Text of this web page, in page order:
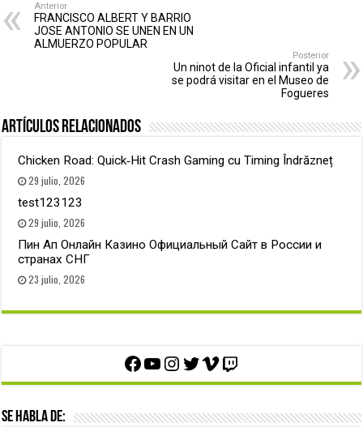
Anterior
FRANCISCO ALBERT Y BARRIO
JOSE ANTONIO SE UNEN EN UN
ALMUERZO POPULAR
Posterior
Un ninot de la Oficial infantil ya
se podrá visitar en el Museo de
Fogueres
Artículos relacionados
Chicken Road: Quick‑Hit Crash Gaming cu Timing Îndrăzneț
29 julio, 2026
test123123
29 julio, 2026
Пин Ап Онлайн Казино Официальный Сайт в России и
странах СНГ
23 julio, 2026
Facebook
YouTube
Instagram
Twitter
Vimeo
Twitch
Se habla de: